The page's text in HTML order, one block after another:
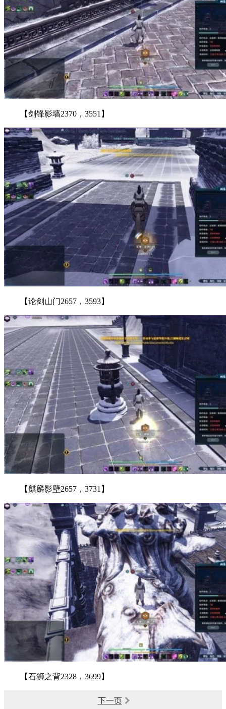
【剑锋影墙2370，3551】
【论剑山门2657，3593】
【麒麟影壁2657，3731】
【石狮之背2328，3699】
下一页